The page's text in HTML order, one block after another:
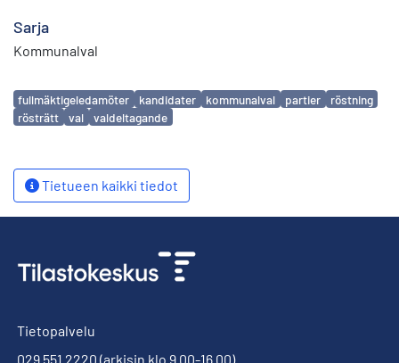
Sarja
Kommunalval
Avainsanat
fullmäktigeledamöter kandidater kommunalval partier
röstning
rösträtt
val valdeltagande
Tietueen kaikki tiedot
Tietopalvelu
029 551 2220 (arkisin klo 9.00-16.00)